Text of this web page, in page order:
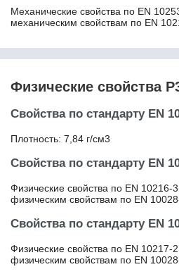
20NiCrMoS6-4
20Г
20ГЛ
20К
20КТ
20Л
20пс
20ФА
20Х
20Х13
20Х17Н2 / 2Х17Н2
20Х1М1Ф1ТР
Механические свойства по EN
механическим свойствам по EN
Физические свойства
Свойства по стандарту EN
Плотность: 7,84 г/см3
Свойства по стандарту EN
Физические свойства по EN 10216-
физическим свойствам по EN
Свойства по стандарту EN
Физические свойства по EN 10217-
физическим свойствам по EN